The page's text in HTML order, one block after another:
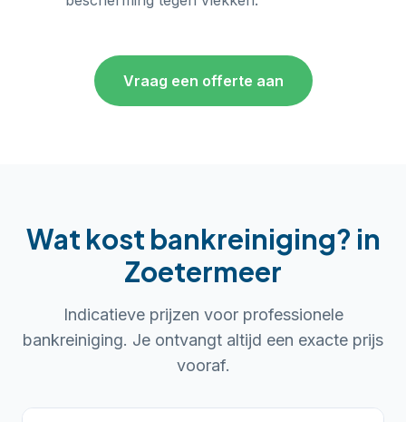
Vraag een offerte aan
Wat kost bankreiniging? in
Zoetermeer
Indicatieve prijzen voor professionele
bankreiniging. Je ontvangt altijd een exacte prijs
vooraf.